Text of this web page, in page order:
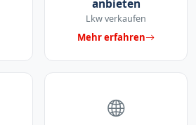
anbieten
Lkw verkaufen
Mehr erfahren